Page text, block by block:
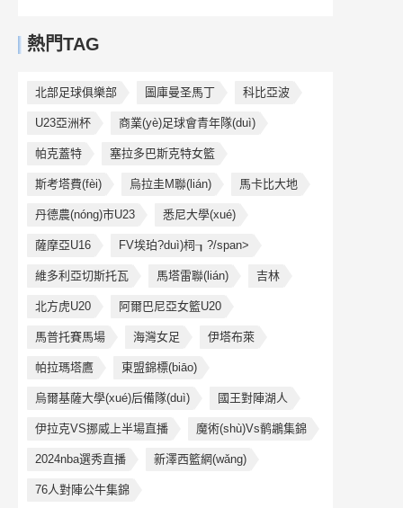
熱門TAG
北部足球俱樂部 圖庫曼圣馬丁 科比亞波
U23亞洲杯 商業(yè)足球會青年隊(duì)
帕克蓋特 塞拉多巴斯克特女籃
斯考塔費(fèi) 烏拉圭M聯(lián) 馬卡比大地
丹德農(nóng)市U23 悉尼大學(xué)
薩摩亞U16 FV埃珀?duì)柌┒?/span>
維多利亞切斯托瓦 馬塔雷聯(lián) 吉林
北方虎U20 阿爾巴尼亞女籃U20
馬普托賽馬場 海灣女足 伊塔布萊
帕拉瑪塔鷹 東盟錦標(biāo)
烏爾基薩大學(xué)后備隊(duì) 國王對陣湖人
伊拉克VS挪威上半場直播 魔術(shù)Vs鹡鶘集錦
2024nba選秀直播 新澤西籃網(wǎng)
76人對陣公牛集錦